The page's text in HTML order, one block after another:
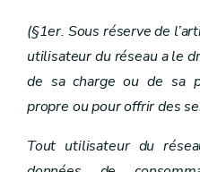
(§1er. Sous réserve de
utilisateur du réseau a le
de sa charge ou de sa
propre ou pour offrir des
Tout utilisateur du